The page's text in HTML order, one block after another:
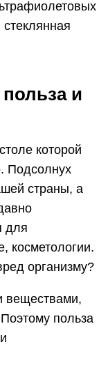
и
которой
Подсолнух
страны, а
для
косметологии.
организму?
веществами,
польза